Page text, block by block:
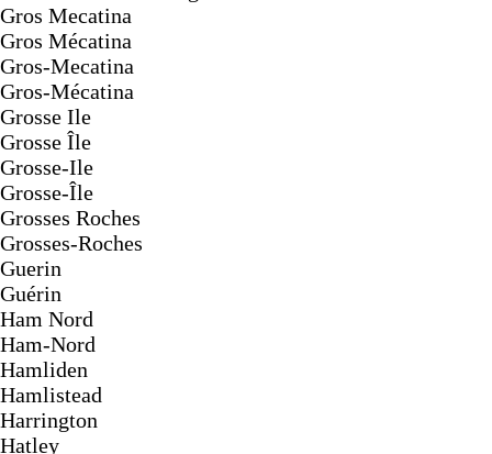
Gros Mecatina
Gros Mécatina
Gros-Mecatina
Gros-Mécatina
Grosse Ile
Grosse Île
Grosse-Ile
Grosse-Île
Grosses Roches
Grosses-Roches
Guerin
Guérin
Ham Nord
Ham-Nord
Hamliden
Hamlistead
Harrington
Hatley